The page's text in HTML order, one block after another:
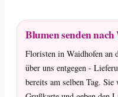
Blumen senden
Floristen in Waidhofen an
über uns entgegen -
bereits am selben Tag. Sie